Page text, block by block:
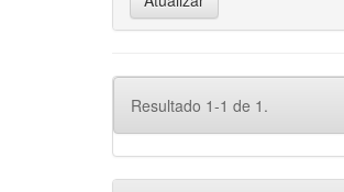
Resultado 1-1 de 1.